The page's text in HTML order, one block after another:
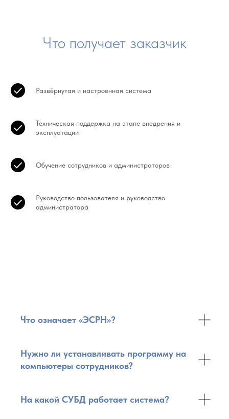
Что получает заказчик
Развёрнутая и настроенная система
Техническая поддержка на этапе внедрения и
эксплуатации
Обучение сотрудников и администраторов
Руководство пользователя и руководство
администратора
Что означает «ЭСРН»?
Нужно ли устанавливать программу на
компьютеры сотрудников?
На какой СУБД работает система?